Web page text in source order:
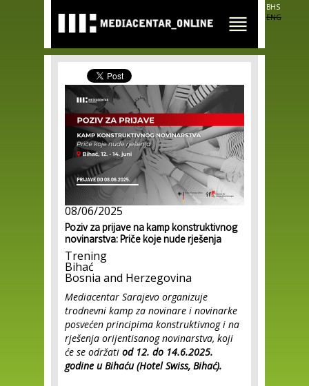
main
content
BHS
ENG
08/06/2025
Poziv za prijave na kamp konstruktivnog
novinarstva: Priče koje nude rješenja
Trening
Bihać
Bosnia and Herzegovina
Mediacentar Sarajevo organizuje
trodnevni kamp za novinare i novinarke
posvećen principima konstruktivnog i na
rješenja orijentisanog novinarstva, koji
će se održati od 12. do 14.6.2025.
godine u Bihaću (Hotel Swiss, Bihać).